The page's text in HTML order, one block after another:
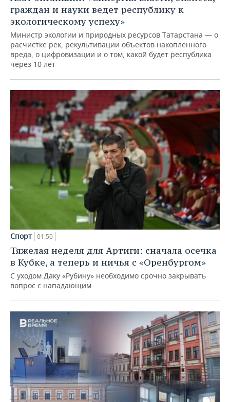
граждан и науки ведет республику к
экологическому успеху»
Министр экологии и природных ресурсов Татарстана — о
расчистке рек, рекультивации объектов накопленного
вреда, о цифровизации и о том, какой будет республика
через 10 лет
Спорт 01:50
Тяжелая неделя для Артиги: сначала осечка
в Кубке, а теперь и ничья с «Оренбургом»
С уходом Даку «Рубину» необходимо срочно закрывать
вопрос с нападающим